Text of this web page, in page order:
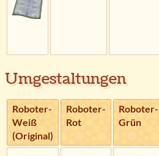
Umgestaltungen
Roboter-
Weiß
(Original)
Roboter-
Rot
Roboter-
Grün